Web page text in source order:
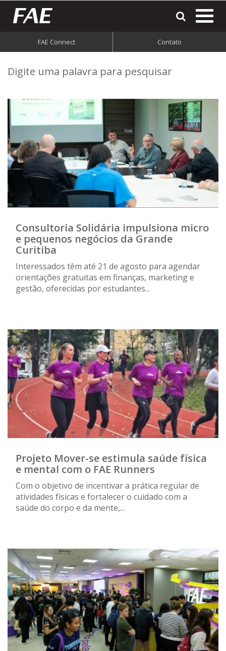
FAE Connect Contato
Digite uma palavra para pesquisar
Consultoria Solidária impulsiona micro
e pequenos negócios da Grande
Curitiba
Interessados têm até 21 de agosto para agendar
orientações gratuitas em finanças, marketing e
gestão, oferecidas por estudantes...
Projeto Mover-se estimula saúde física
e mental com o FAE Runners
Com o objetivo de incentivar a prática regular de
atividades físicas e fortalecer o cuidado com a
saúde do corpo e da mente,...